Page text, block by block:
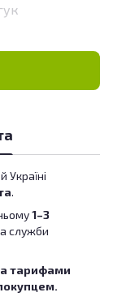
Україні
.
1–3
служби
тарифами